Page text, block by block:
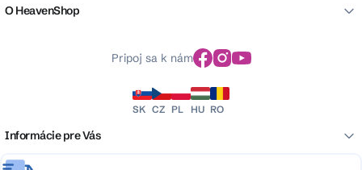
O HeavenShop
Pripoj sa k nám
SK CZ PL HU RO
Informácie pre Vás